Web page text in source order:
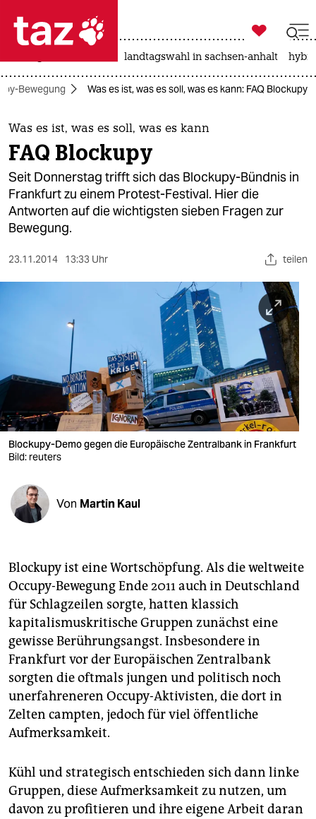
 taz zahl ich
taz zahl ich
themen
politik
öko
gesellschaft
kultur
sport
wahrheit
verlag
verlag
shop
fragen & hilfe
abo
genossenschaft
epaper login

taz zahl ich
landtagswahl in sachsen-anhalt
Bewegung Was es ist, was es soll, was es kann: FAQ Blockupy
Was es ist, was es soll, was es kann
FAQ Blockupy
Seit Donnerstag trifft sich das Blockupy-Bündnis in
Frankfurt zu einem Protest-Festival. Hier die
Antworten auf die wichtigsten sieben Fragen zur
Bewegung.
23.11.2014 13:33 Uhr teilen
Blockupy-Demo gegen die Europäische Zentralbank in Frankfurt
Bild: reuters
Von Martin Kaul
Blockupy ist eine Wortschöpfung. Als die weltweite
Occupy-Bewegung Ende 2011 auch in Deutschland
für Schlagzeilen sorgte, hatten klassich
kapitalismuskritische Gruppen zunächst eine
gewisse Berührungsangst. Insbesondere in
Frankfurt vor der Europäischen Zentralbank
sorgten die oftmals jungen und politisch noch
unerfahreneren Occupy-Aktivisten, die dort in
Zelten campten, jedoch für viel öffentliche
Aufmerksamkeit.
Kühl und strategisch entschieden sich dann linke
Gruppen, diese Aufmerksamkeit zu nutzen, um
davon zu profitieren und ihre eigene Arbeit daran